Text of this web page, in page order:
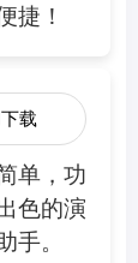
捷！
载
单，功
色的演
。